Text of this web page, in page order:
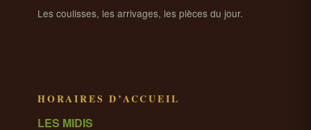
Les coulisses, les arrivages, les pièces du jour.
HORAIRES D’ACCUEIL
LES MIDIS